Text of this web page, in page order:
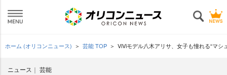
ホーム (オリコンニュース) 芸能 TOP ViViモデル八木アリサ、女子も憧れる“マ
ニュース 芸能